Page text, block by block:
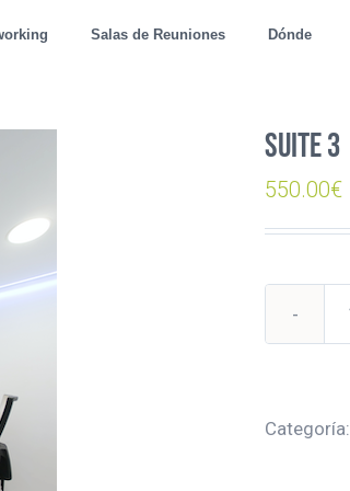
Salas de Reuniones Dónde
Suite 3
550.00€
Categoría: